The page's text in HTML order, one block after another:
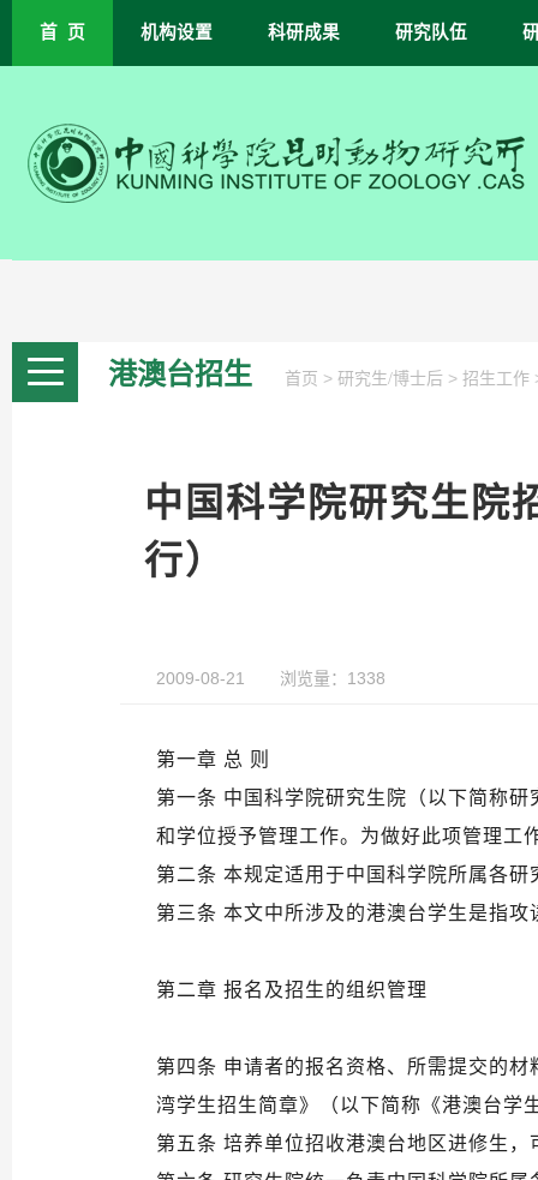
首 页 机构设置 科研成果 研究队伍
港澳台招生 首页 > 研究生/博士后 > 招生工作
中国科学院研究生院
行）
2009-08-21 浏览量：1338
第一章 总 则
第一条 中国科学院研究生院（以下简称
和学位授予管理工作。为做好此项管理工
第二条 本规定适用于中国科学院所属各
第三条 本文中所涉及的港澳台学生是指
第二章 报名及招生的组织管理
第四条 申请者的报名资格、所需提交的
湾学生招生简章》（以下简称《港澳台学
第五条 培养单位招收港澳台地区进修生